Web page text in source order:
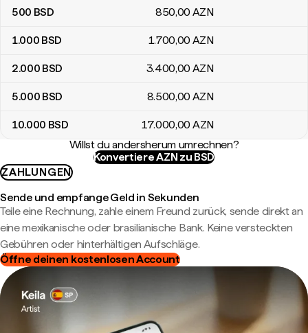
500 BSD 850,00 AZN
1.000 BSD 1.700,00 AZN
2.000 BSD 3.400,00 AZN
5.000 BSD 8.500,00 AZN
10.000 BSD 17.000,00 AZN
Willst du andersherum umrechnen?
Konvertiere AZN zu BSD
ZAHLUNGEN
Sende und empfange Geld in Sekunden
Teile eine Rechnung, zahle einem Freund zurück, sende direkt an
eine mexikanische oder brasilianische Bank. Keine versteckten
Gebühren oder hinterhältigen Aufschläge.
Öffne deinen kostenlosen Account